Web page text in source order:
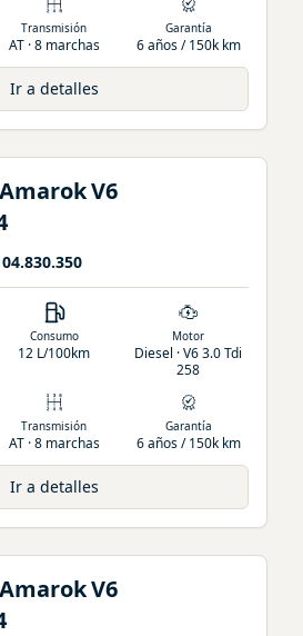
Transmisión
AT · 8 marchas
Garantía
6 años / 150k km
Ir a detalles
AmarokV6
Consumo
12 L/100km
Motor
Diesel · V6 3.0 Tdi
258
Transmisión
AT · 8 marchas
Garantía
6 años / 150k km
Ir a detalles
AmarokV6